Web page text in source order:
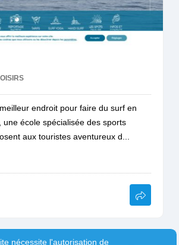
endroit pour faire du surf en
une école spécialisée des sports
aux touristes aventureux d...
nécessite l'autorisation de